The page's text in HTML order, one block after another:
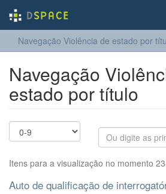
Navegação Violência de estado por
Navegação
estado por título
Itens para a visualização no momento
Auto de qualificação de